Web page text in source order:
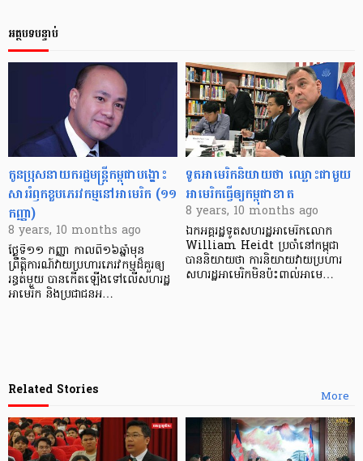
អត្ថបទបន្ទាប់
កូន​ប្រុស​នាយក​រដ្ឋមន្ត្រី​កម្ពុជា​បង្ហោះ​​
សារ​រំឭក​ខួប​ភេរវកម្ម​នៅ​អាមេរិក (១១
កញ្ញា)
8 years, 10 months ago
ថ្ងៃទី១១ កញ្ញា កាលពី​១៦ឆ្នាំ​មុន
ព្រឹត្តិការណ៍​វាយ​ប្រហារ​ភេរវកម្ម​ដ៏​គួរ​ឲ្យ​
រន្ធត់​មួយ បាន​កើត​ឡើង​ទៅ​លើ​សហរដ្ឋ​
អាមេរិក និង​ប្រជាជន​អ…
ទូត​អាមេរិក​និយាយ​ថា​ ឈ្លោះ​ជាមួយ​
អាមេរិក​ធ្វើ​ឲ្យ​កម្ពុជា​ខាត
8 years, 10 months ago
ឯកអគ្គរដ្ឋទូត​សហរដ្ឋ​អាមេរិក​លោក​
William Heidt ប្រចាំ​នៅ​កម្ពុជា​
បាន​និយាយ​ថា ការ​និយាយ​វាយ​ប្រហារ​
សហរដ្ឋ​អាមេរិក​មិន​ប៉ះពាល់​អាមេ…
More
Related Stories